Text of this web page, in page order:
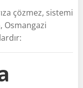
çözmez, sistemi
Osmangazi